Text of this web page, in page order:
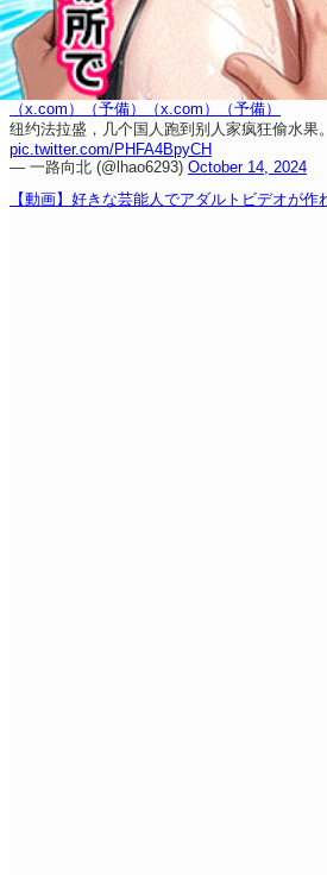
（x.com） （予備） （x.com）
（予備）
纽约法拉盛，几个国人跑到别人家疯狂偷水果。
pic.twitter.com/PHFA4BpyCH
— 一路向北 (@lhao6293) October 14, 2024
【動画】好きな芸能人でアダルトビデオが作